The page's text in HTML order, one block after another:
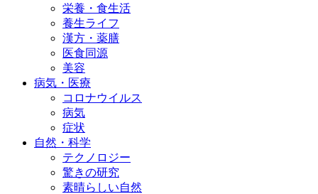
栄養・食生活
養生ライフ
漢方・薬膳
医食同源
美容
病気・医療
コロナウイルス
病気
症状
自然・科学
テクノロジー
驚きの研究
素晴らしい自然